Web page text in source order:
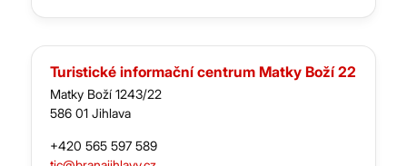
Turistické informační centrum Matky Boží 22
Matky Boží 1243/22
586 01 Jihlava
+420 565 597 589